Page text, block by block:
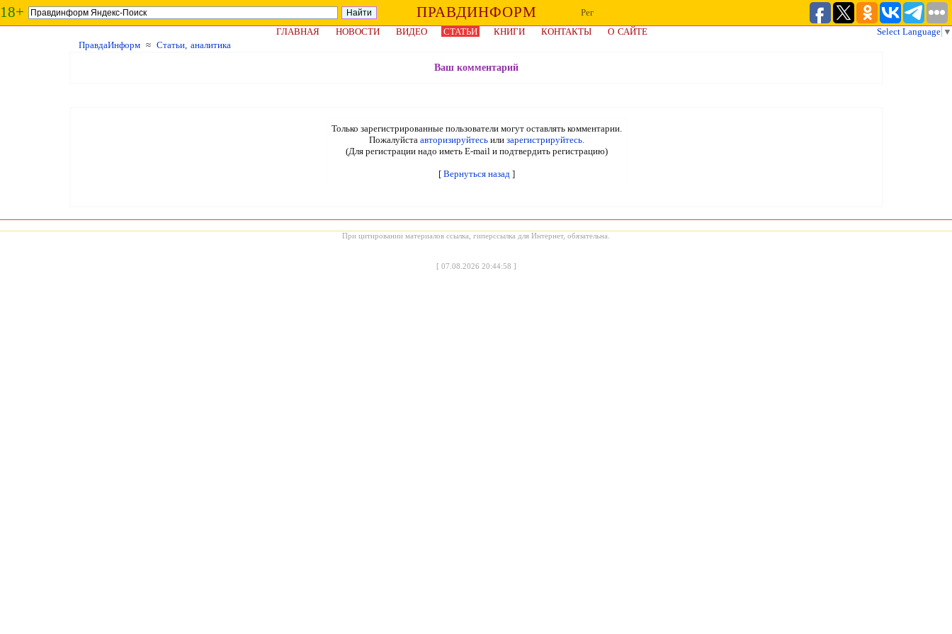
18+ ПРАВДИНФОРМ
Рег
ГЛАВНАЯ
НОВОСТИ ВИДЕО СТАТЬИ КНИГИ КОНТАКТЫ О САЙТЕ Select Language ▼
ПравдаИнформ ≈ Статьи, аналитика
Ваш комментарий
Только зарегистрированные пользователи могут оставлять комментарии.
Пожалуйста авторизируйтесьили зарегистрируйтесь.
(Для регистрации надо иметь E-mail и подтвердить регистрацию)
[ Вернуться назад]
При цитировании материалов ссылка, гиперссылка для Интернет, обязательна.
[ 07.08.2026 20:44:58 ]